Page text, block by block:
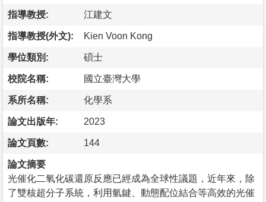
指導教授: 江建文
指導教授(外文): Kien Voon Kong
學位類別: 碩士
校院名稱: 國立臺灣大學
系所名稱: 化學系
論文出版年: 2023
論文頁數: 144
論文摘要
光催化二氧化碳還原反應已經成為全球性議題，近年來，除
了雙核超分子系統，利用氫鍵、動態配位結合等高效的光催